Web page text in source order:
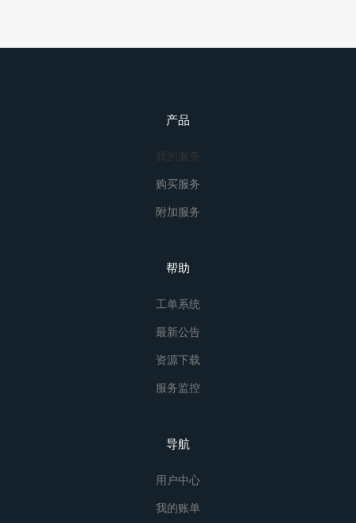
产品
我的服务
购买服务
附加服务
帮助
工单系统
最新公告
资源下载
服务监控
导航
用户中心
我的账单